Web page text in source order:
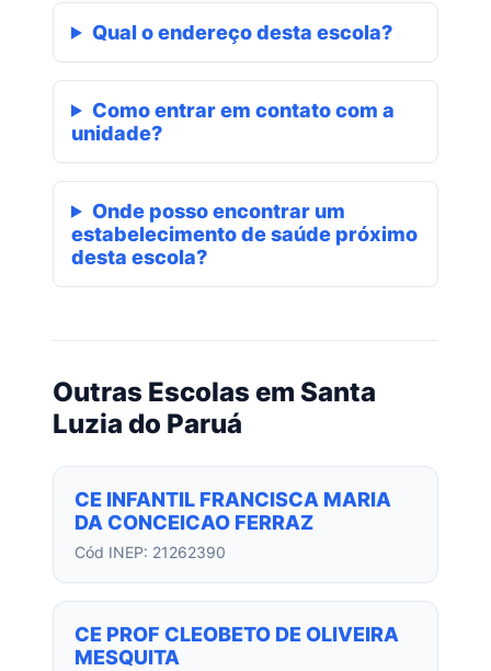
Qual o endereço desta escola?
Como entrar em contato com a
unidade?
Onde posso encontrar um
estabelecimento de saúde próximo
desta escola?
Outras Escolas em Santa
Luzia do Paruá
CE INFANTIL FRANCISCA MARIA
DA CONCEICAO FERRAZ
Cód INEP: 21262390
CE PROF CLEOBETO DE OLIVEIRA
MESQUITA